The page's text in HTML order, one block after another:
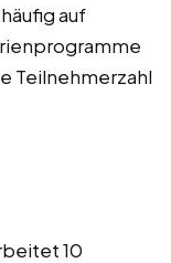
auf
Teilnehmerzahl
10